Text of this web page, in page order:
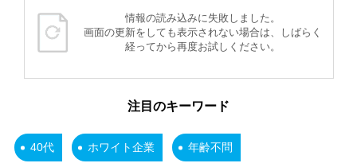
情報の読み込みに失敗しました。
画面の更新をしても表示されない場合は、しばらく
経ってから再度お試しください。
注目のキーワード
40代 ホワイト企業 年齢不問